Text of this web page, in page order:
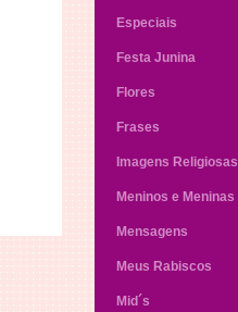
Especiais
Festa Junina
Flores
Frases
Imagens Religiosas
Meninos e Meninas
Mensagens
Meus Rabiscos
Mid´s